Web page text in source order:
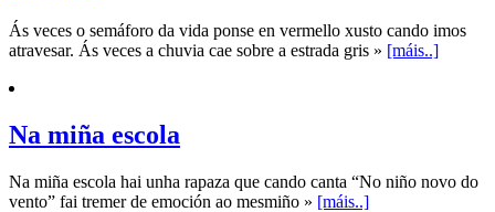
Ás veces o semáforo da vida ponse en vermello xusto cando imos
atravesar. Ás veces a chuvia cae sobre a estrada gris » [máis..]
Na miña escola
Na miña escola hai unha rapaza que cando canta “No niño novo do
vento” fai tremer de emoción ao mesmiño » [máis..]